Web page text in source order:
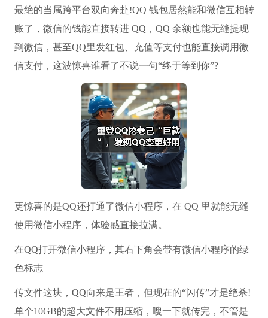
最绝的当属跨平台双向奔赴!QQ 钱包居然能和微信互相转
账了，微信的钱能直接转进 QQ，QQ 余额也能无缝提现
到微信，甚至QQ里发红包、充值等支付也能直接调用微
信支付，这波惊喜谁看了不说一句“终于等到你”?
更惊喜的是QQ还打通了微信小程序，在 QQ 里就能无缝
使用微信小程序，体验感直接拉满。
在QQ打开微信小程序，其右下角会带有微信小程序的绿
色标志
传文件这块，QQ向来是王者，但现在的“闪传”才是绝杀!
单个10GB的超大文件不用压缩，嗖一下就传完，不管是